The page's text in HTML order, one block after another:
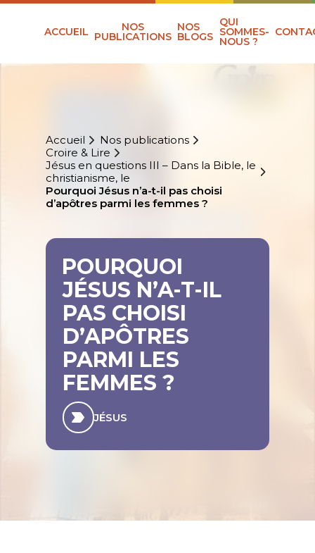
ACCUEIL NOS
PUBLICATIONS
NOS
BLOGS
QUI
SOMMES-
NOUS ?
Accueil
Nos publications
Croire & Lire
Jésus en questions III – Dans la Bible, le
christianisme, le
Pourquoi Jésus n’a-t-il pas choisi
d’apôtres parmi les femmes ?
POURQUOI
JÉSUS N’A-T-IL
PAS CHOISI
D’APÔTRES
PARMI LES
FEMMES ?
JÉSUS